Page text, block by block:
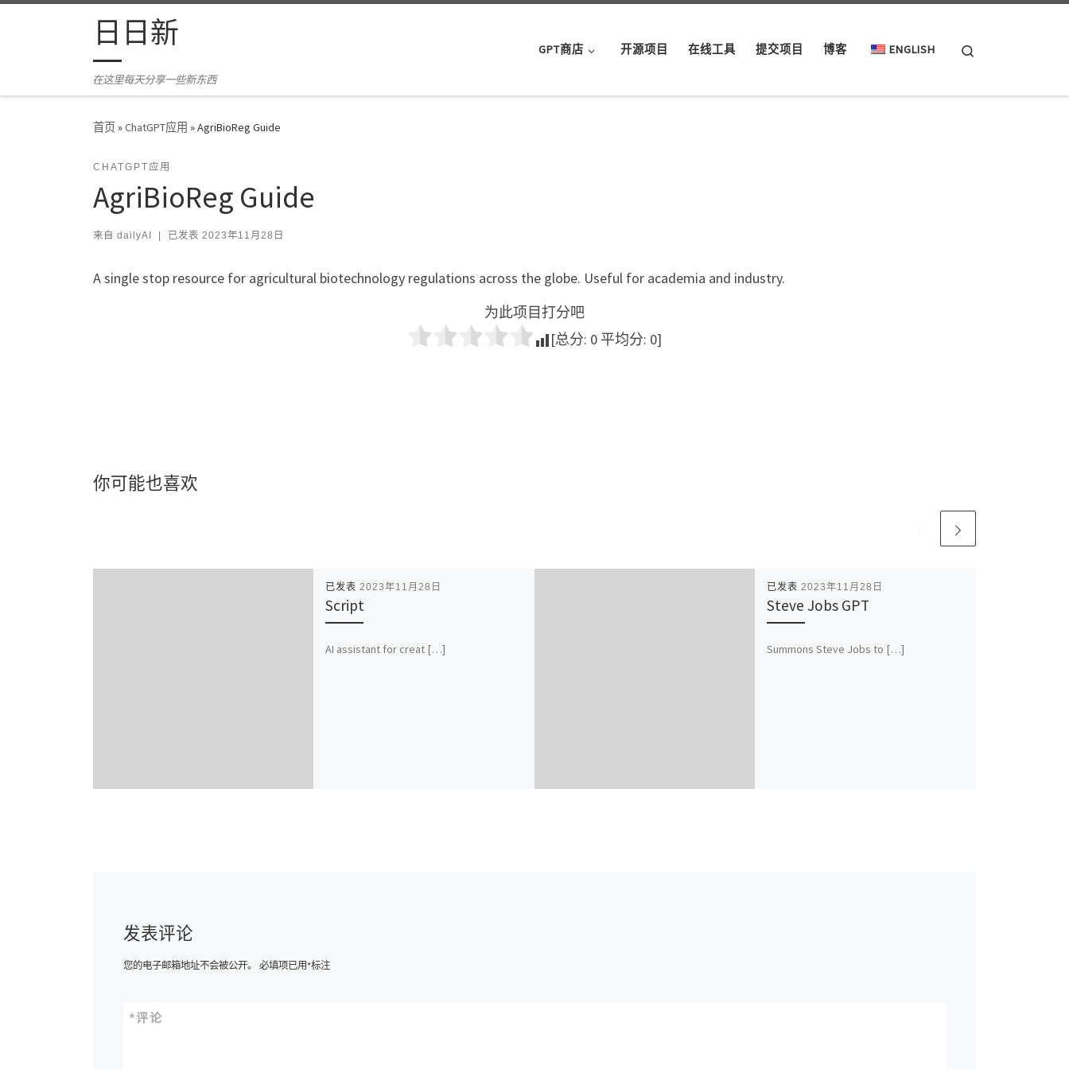
Skip to content日日新
在这里每天分享一些新东西
GPT商店 开源项目 在线工具 提交项目 博客 ENGLISH
首页»ChatGPT应用 »AgriBioReg Guide
CHATGPT应用
AgriBioReg Guide
来自 dailyAI 已发表 2023年11月28日
A single stop resource for agricultural biotechnology regulations across the globe. Useful for academia and industry.
为此项目打分吧
[总分: 0 平均分: 0]
你可能也喜欢
已发表 2023年11月28日
Script
AI assistant for creat […]
已发表 2023年11月28日
Steve Jobs GPT
Summons Steve Jobs to […]
发表评论
您的电子邮箱地址不会被公开。 必填项已用*标注
评论
*